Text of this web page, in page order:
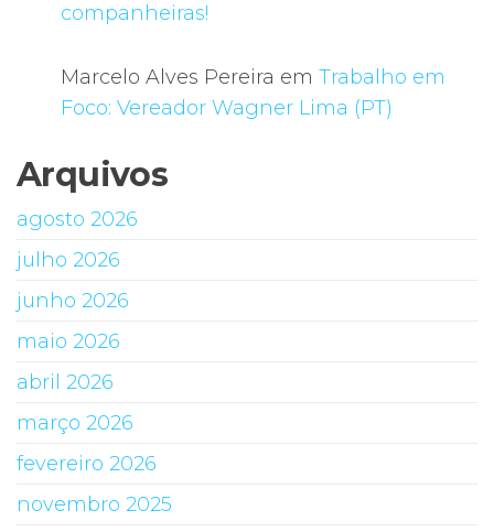
companheiras!
Marcelo Alves Pereira em Trabalho em
Foco: Vereador Wagner Lima (PT)
Arquivos
agosto 2026
julho 2026
junho 2026
maio 2026
abril 2026
março 2026
fevereiro 2026
novembro 2025